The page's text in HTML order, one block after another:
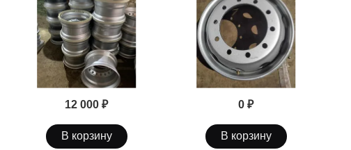
12 000 ₽
В корзину
0 ₽
В корзину